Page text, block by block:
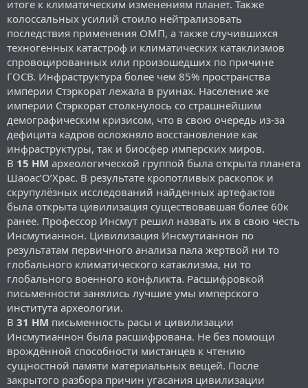
итоге к климатическим изменениям планет. Также
колоссальных усилий стоило нейтрализовать
последствия применения ОМП, а также случившихся
техногенных катастроф и климатических катаклизмов
спровоцированных или произошедших по причине
ГОСВ. Инфраструктура более чем 85% пространства
империи Стэркорат лежала в руинах. Население же
империи Стэркорат столкнулось со страшнейшим
демографическим кризисом, что в свою очередь из-за
дефицита кадров осложняло восстановление как
инфраструктуры, так и биосфер имперских миров.
В 15 НМ археологической группой была открыта планета
Шаоас’О’Храс. В результате кропотливых раскопок и
скрупулёзных исследований найденных артефактов
была открыта цивилизация существовавшая более 60к
ранее. Профессор Инсмут решил назвать их в свою честь
Инсмутианнон. Цивилизация Инсмутианнон по
результатам первичного анализа пала жертвой ни то
глобального климатического катаклизма, ни то
глобального военного конфликта. Расшифровкой
письменности занялись лучшие умы имперского
института археологии.
В 31 НМ письменность расы и цивилизации
Инсмутианнон была расшифрована. Не без помощи
врождённой способности мистанцев к чтению
сущностной памяти материальных вещей. После
закрытого разбора причин угасания цивилизации